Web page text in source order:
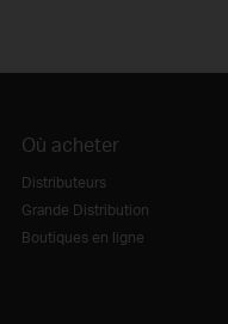
Où acheter
Distributeurs
Grande Distribution
Boutiques en ligne